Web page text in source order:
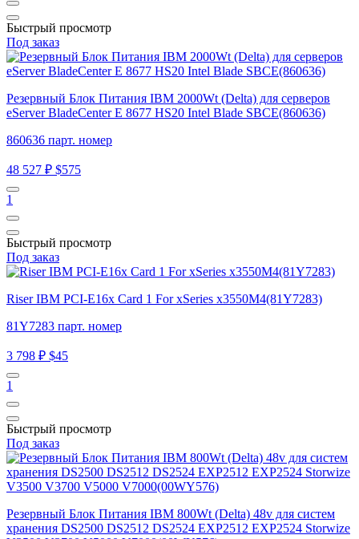
Быстрый просмотр
Под заказ
Резервный Блок Питания IBM 2000Wt (Delta) для серверов
eServer BladeCenter E 8677 HS20 Intel Blade SBCE(860636)
860636 парт. номер
48 527 ₽ $575
1
Быстрый просмотр
Под заказ
Riser IBM PCI-E16x Card 1 For xSeries x3550M4(81Y7283)
81Y7283 парт. номер
3 798 ₽ $45
1
Быстрый просмотр
Под заказ
Резервный Блок Питания IBM 800Wt (Delta) 48v для систем
хранения DS2500 DS2512 DS2524 EXP2512 EXP2524 Storwize